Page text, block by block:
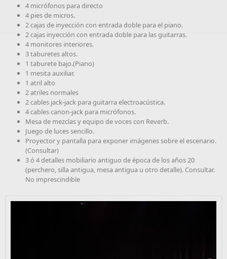
4 micrófonos para directo
4 pies de micros.
2 cajas de inyección con entrada doble para el piano.
2 cajas inyección con entrada doble para las guitarras.
4 monitores interiores.
3 taburetes altos.
1 taburete bajo.(Piano)
1 mesita auxiliar.
1 atril alto
2 atriles normales
2 cables jack-jack para guitarra electroacústica.
4 cables canon-jack para micrófonos.
Mesa de mezclas y equipo de voces con Reverb.
Juego de luces sencillo.
Proyector y pantalla para exponer imágenes sobre el escenario.
(Consultar)
3 ó 4 detalles mobiliario antiguo de época de los años 20
(perchero, silla antigua, mesa antigua u otro detalle). Consultar.
No imprescindible